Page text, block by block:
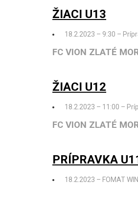
ŽIACI U13
18.2.2023 – 9:30 –
FC VION ZLATÉ
ŽIACI U12
18.2.2023 – 11:00 –
FC VION ZLATÉ
PRÍPRAVKA
18.2.2023 – FOMAT